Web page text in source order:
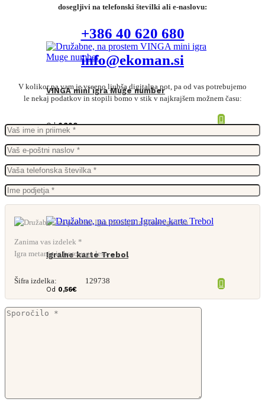
VINGA mini igra Muge number
Od6,30€
Igralne karte Trebol
Od 0,56€
dosegljivi na telefonski številki ali e-naslovu:
+386 40 620 680
info@ekoman.si
V kolikor pa vam je vseeno ljubša digitalna pot, pa od vas potrebujemo
le nekaj podatkov in stopili bomo v stik v najkrajšem možnem času:
Zanima vas izdelek *
Igra metanja iz borovega lesa
Šifra izdelka: 129738